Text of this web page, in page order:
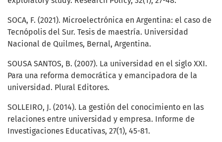
SOCA, F. (2021). Microelectrónica en Argentina: el caso de
Tecnópolis del Sur. Tesis de maestría. Universidad
Nacional de Quilmes, Bernal, Argentina.
SOUSA SANTOS, B. (2007). La universidad en el siglo XXI.
Para una reforma democrática y emancipadora de la
universidad. Plural Editores.
SOLLEIRO, J. (2014). La gestión del conocimiento en las
relaciones entre universidad y empresa. Informe de
Investigaciones Educativas, 27(1), 45-81.